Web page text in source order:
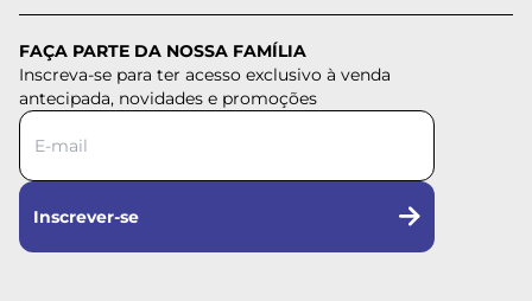
FAÇA PARTE DA NOSSA FAMÍLIA
Inscreva-se para ter acesso exclusivo à venda
antecipada, novidades e promoções
Inscrever-se